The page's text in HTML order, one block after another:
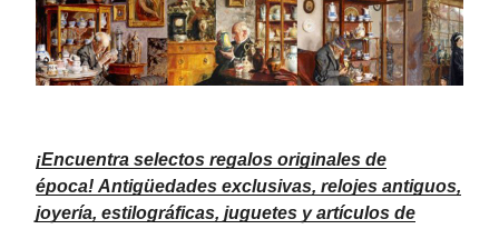
¡Encuentra selectos regalos originales de
época! Antigüedades exclusivas, relojes antiguos,
joyería, estilográficas, juguetes y artículos de